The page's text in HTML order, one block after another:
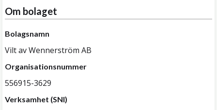
Om bolaget
Bolagsnamn
Vilt av Wennerström AB
Organisationsnummer
556915-3629
Verksamhet (SNI)